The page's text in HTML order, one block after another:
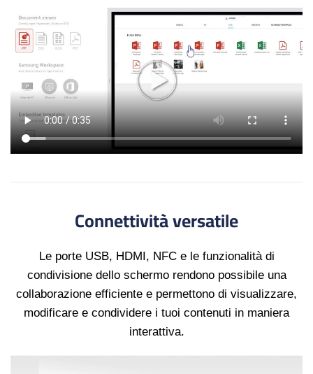
Connettività versatile
Le porte USB, HDMI, NFC e le funzionalità di
condivisione dello schermo rendono possibile una
collaborazione efficiente e permettono di visualizzare,
modificare e condividere i tuoi contenuti in maniera
interattiva.